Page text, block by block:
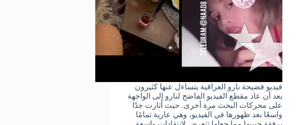
فيديو فضيحة نارو العراقية يتساءل عنها كثيرون
بعد أن عاد مقطع الفيديو الفاضح لنارو إلى الواجهة
على محركات البحث مرة أخرى. حيث أثارت جدًا
واسعًا بعد ظهورها في الفيديو، وهي عارية تمامًا